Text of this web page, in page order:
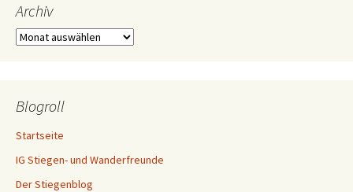
Archiv
Archiv
Blogroll
Startseite
IG Stiegen- und Wanderfreunde
Der Stiegenblog